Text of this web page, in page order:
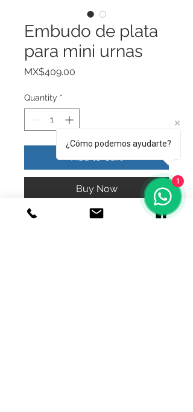
Embudo de plata
para mini urnas
MX$409.00
Quantity *
Buy Now
¿Cómo podemos ayudarte?
1